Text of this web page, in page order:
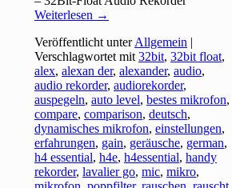
Weiterlesen →
Veröffentlicht unter Allgemein |
Verschlagwortet mit 32bit,32bit float,
alex,alexan der,alexander,audio,
audio rekorder,audiorekorder,
auspegeln,auto level,bestes mikrofon,
compare,comparison,deutsch,
dynamisches mikrofon,einstellungen,
erfahrungen, gain, geräusche, german,
h4 essential,h4e,h4essential,handy
rekorder,lavalier go,mic,mikro,